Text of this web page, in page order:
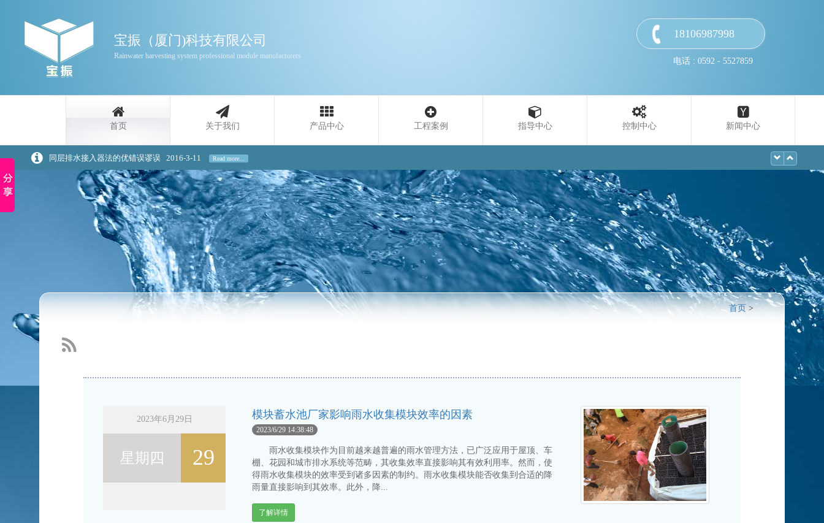
宝振（厦门)科技有限公司
Rainwater harvesting system professional module manufacturers
18106987998
电话 : 0592 - 5527859
首页 关于我们 产品中心 工程案例 指导中心 控制中心 新闻中心
同层排水接入器法的优错误谬误 2016-3-11 Read more...
雨水收集利用功能的分类2016-3-11 Read more...
家庭雨水回收利用原理介绍2020-3-20 Read more...
浅谈景观设计中的雨水回收策略2020-3-20 Read more...
雨水收集是一种自然资源2016-3-11 Read more... 首页>
2023年6月29日
星期四 29
模块蓄水池厂家影响雨水收集模块效率的因素
2023/6/29 14:38:48
雨水收集模块作为目前越来越普遍的雨水管理方法，已广泛应用于屋顶、车
棚、花园和城市排水系统等范畴，其收集效率直接影响其有效利用率。然而，使
得雨水收集模块的效率受到诸多因素的制约。雨水收集模块能否收集到合适的降
雨量直接影响到其效率。此外，降...
了解详情